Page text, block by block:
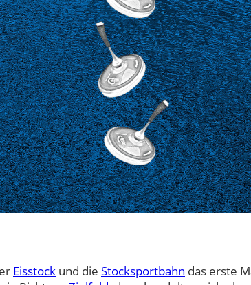
Eisstock und die Stocksportbahn das erste